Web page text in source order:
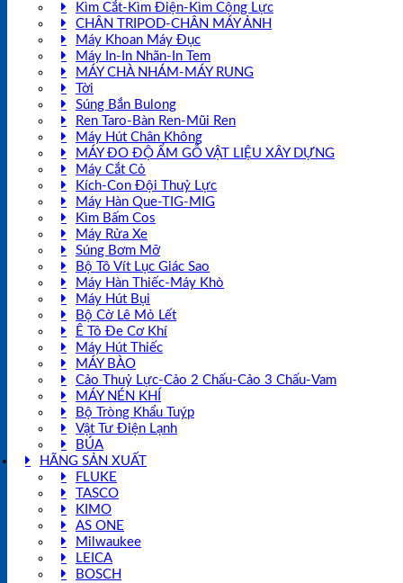
Kìm Cắt-Kìm Điện-Kìm Cộng Lực
CHÂN TRIPOD-CHÂN MÁY ẢNH
Máy Khoan Máy Đục
Máy In-In Nhãn-In Tem
MÁY CHÀ NHÁM-MÁY RUNG
Tời
Súng Bắn Bulong
Ren Taro-Bàn Ren-Mũi Ren
Máy Hút Chân Không
MÁY ĐO ĐỘ ẨM GỖ VẬT LIỆU XÂY DỰNG
Máy Cắt Cỏ
Kích-Con Đội Thuỷ Lực
Máy Hàn Que-TIG-MIG
Kìm Bấm Cos
Máy Rửa Xe
Súng Bơm Mỡ
Bộ Tô Vít Lục Giác Sao
Máy Hàn Thiếc-Máy Khò
Máy Hút Bụi
Bộ Cờ Lê Mỏ Lết
Ê Tô Đe Cơ Khí
Máy Hút Thiếc
MÁY BÀO
Cảo Thuỷ Lực-Cảo 2 Chấu-Cảo 3 Chấu-Vam
MÁY NÉN KHÍ
Bộ Tròng Khẩu Tuýp
Vật Tư Điện Lạnh
BÚA
HÃNG SẢN XUẤT
FLUKE
TASCO
KIMO
AS ONE
Milwaukee
LEICA
BOSCH